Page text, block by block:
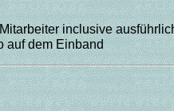
inclusive
auf dem Einband